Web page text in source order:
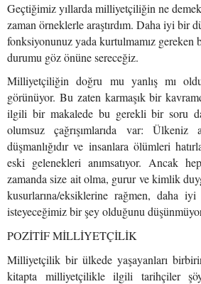
Geçtiğimiz yıllarda milliyetçiliğin ne
zaman örneklerle araştırdım. Daha iyi bir
fonksiyonunuz yada kurtulmamız gereken
durumu göz önüne sereceğiz.
Milliyetçiliğin doğru mu yanlış mı
görünüyor. Bu zaten karmaşık bir
ilgili bir makalede bu gerekli bir soru
olumsuz çağrışımlarıda var: Ülkeniz
düşmanlığıdır ve insanlara ölümleri
eski gelenekleri anımsatıyor. Ancak
zamanda size ait olma, gurur ve kimlik
kusurlarına/eksiklerine rağmen, daha
isteyeceğimiz bir şey olduğunu
POZİTİF MİLLİYETÇİLİK
Milliyetçilik bir ülkede yaşayanları
kitapta milliyetçilikle ilgili tarihçiler